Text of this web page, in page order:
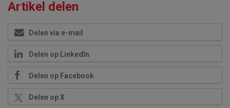
Artikel delen
Delen via e-mail
Delen op LinkedIn
Delen op Facebook
Delen op X